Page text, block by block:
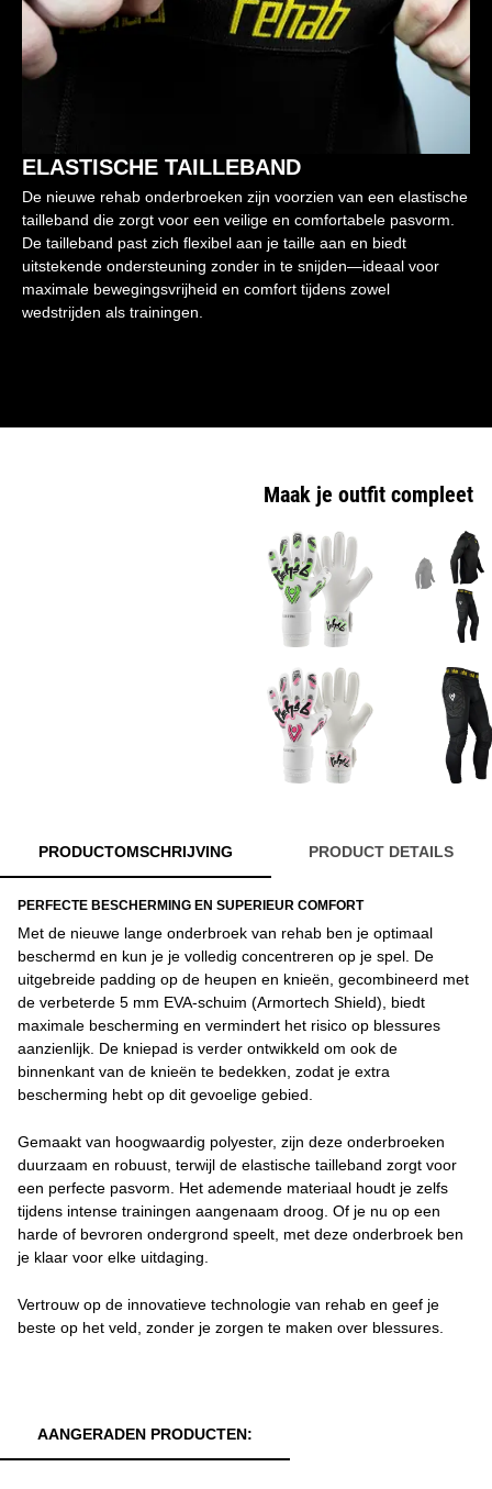
ELASTISCHE TAILLEBAND
De nieuwe rehab onderbroeken zijn voorzien van een elastische
tailleband die zorgt voor een veilige en comfortabele pasvorm.
De tailleband past zich flexibel aan je taille aan en biedt
uitstekende ondersteuning zonder in te snijden—ideaal voor
maximale bewegingsvrijheid en comfort tijdens zowel
wedstrijden als trainingen.
Maak je outfit compleet
PRODUCTOMSCHRIJVING PRODUCT DETAILS
PERFECTE BESCHERMING EN SUPERIEUR COMFORT
Met de nieuwe lange onderbroek van rehab ben je optimaal
beschermd en kun je je volledig concentreren op je spel. De
uitgebreide padding op de heupen en knieën, gecombineerd met
de verbeterde 5 mm EVA-schuim (Armortech Shield), biedt
maximale bescherming en vermindert het risico op blessures
aanzienlijk. De kniepad is verder ontwikkeld om ook de
binnenkant van de knieën te bedekken, zodat je extra
bescherming hebt op dit gevoelige gebied.
Gemaakt van hoogwaardig polyester, zijn deze onderbroeken
duurzaam en robuust, terwijl de elastische tailleband zorgt voor
een perfecte pasvorm. Het ademende materiaal houdt je zelfs
tijdens intense trainingen aangenaam droog. Of je nu op een
harde of bevroren ondergrond speelt, met deze onderbroek ben
je klaar voor elke uitdaging.
Vertrouw op de innovatieve technologie van rehab en geef je
beste op het veld, zonder je zorgen te maken over blessures.
AANGERADEN PRODUCTEN: